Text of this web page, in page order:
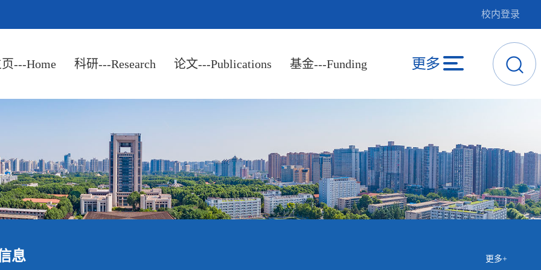
校内登录
---Home 科研---Research 论文---Publications 基金---Funding
息 更多+